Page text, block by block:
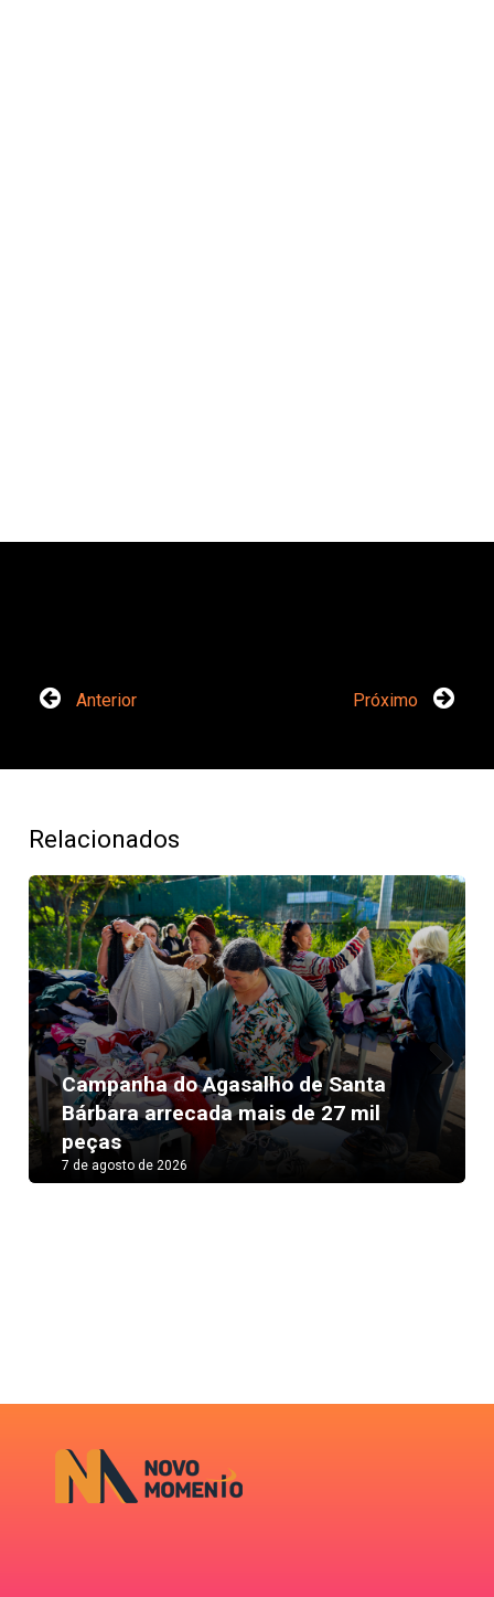
Anterior Próximo
Relacionados
Campanha do Agasalho de Santa
Bárbara arrecada mais de 27 mil
peças
7 de agosto de 2026
Next